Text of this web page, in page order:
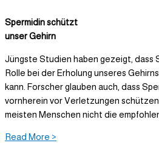
Spermidin schützt
unser Gehirn
Jüngste Studien haben gezeigt, dass
Rolle bei der Erholung unseres
kann. Forscher glauben auch, dass
vornherein vor Verletzungen
meisten Menschen nicht die
Read More >